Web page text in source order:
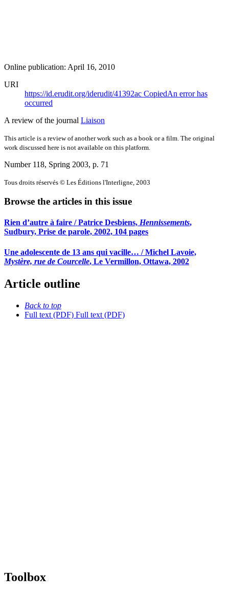
Online publication: April 16, 2010
URI
https://id.erudit.org/iderudit/41392ac CopiedAn error has
occurred
A review of the journal Liaison
This article is a review of another work such as a book or a film. The original
work discussed here is not available on this platform.
Number 118, Spring 2003, p. 71
Tous droits réservés © Les Éditions l'Interligne, 2003
Browse the articles in this issue
Rien d’autre à faire / Patrice Desbiens, Hennissements,
Sudbury, Prise de parole, 2002, 104 pages
Une adolescente de 13 ans qui vacille… / Michel Lavoie,
Mystère, rue de Courcelle, Le Vermillon, Ottawa, 2002
Article outline
Back to top
Full text (PDF) Full text (PDF)
Toolbox